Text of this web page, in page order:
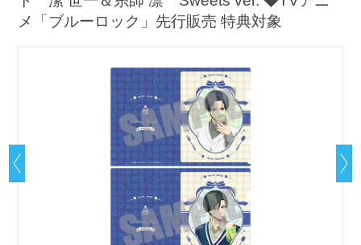
メ「ブルーロック」先行販売 特典対象